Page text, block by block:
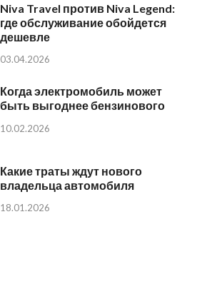
Niva Travel против Niva Legend:
где обслуживание обойдется
дешевле
03.04.2026
Когда электромобиль может
быть выгоднее бензинового
10.02.2026
Какие траты ждут нового
владельца автомобиля
18.01.2026